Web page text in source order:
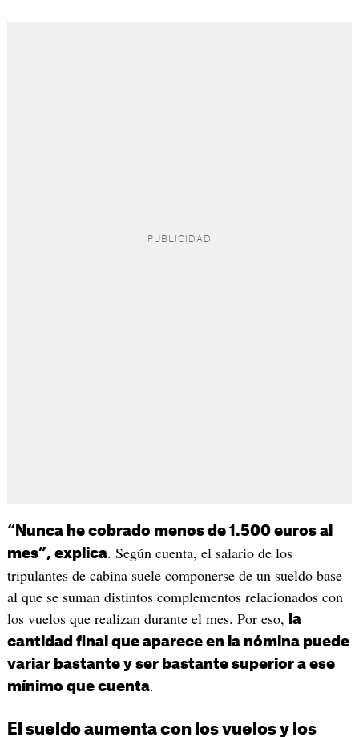
“Nunca he cobrado menos de 1.500 euros al
mes”, explica. Según cuenta, el salario de los
tripulantes de cabina suele componerse de un sueldo base
al que se suman distintos complementos relacionados con
los vuelos que realizan durante el mes. Por eso,
la
cantidad final que aparece en la nómina puede
variar bastante y ser bastante superior a ese
mínimo que cuenta.
El sueldo aumenta con los vuelos y los